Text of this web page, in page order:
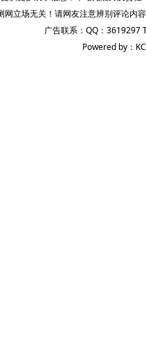
网立场无关！请网友注意辨别评论内
广告联系：QQ：3619297
Powered by：